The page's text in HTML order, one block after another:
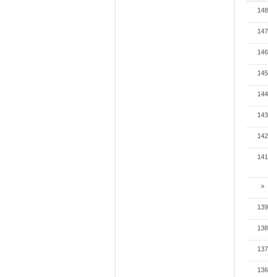
148
147
146
145
144
143
142
141
»
139
138
137
136